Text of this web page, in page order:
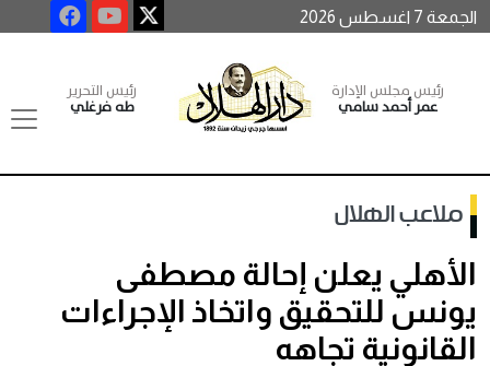
الجمعة 7 اغسطس 2026
رئيس مجلس الإدارة
عمر أحمد سامي
رئيس التحرير
طه فرغلي
ملاعب الهلال
الأهلي يعلن إحالة مصطفى
يونس للتحقيق واتخاذ الإجراءات
القانونية تجاهه